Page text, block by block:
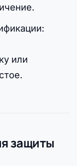
или
защиты